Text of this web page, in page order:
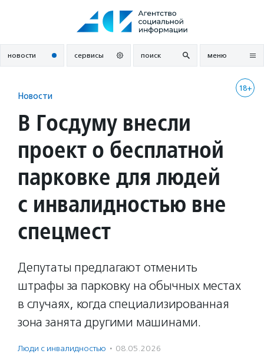
новости сервисы поиск меню
18+
Новости
В Госдуму внесли
проект о бесплатной
парковке для людей
с инвалидностью вне
спецмест
Депутаты предлагают отменить
штрафы за парковку на обычных местах
в случаях, когда специализированная
зона занята другими машинами.
Люди с инвалидностью · 08.05.2026